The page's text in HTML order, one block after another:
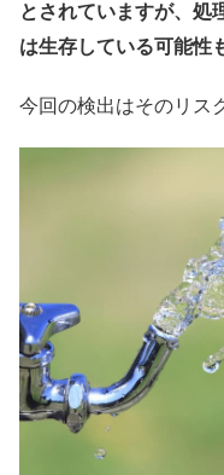
とされていますが、処
は生存している可能性
今回の検出はそのリス